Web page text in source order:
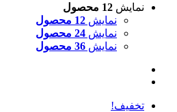
نمایش 12 محصول
نمایش 12 محصول
نمایش 24 محصول
نمایش 36 محصول
تخفیف!